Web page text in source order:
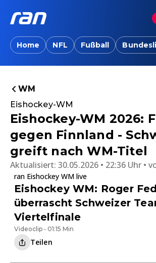
Home NFL Fußball
WM
Eishockey-WM
Eishockey-WM 2026:
gegen Finnland -
greift nach WM-Titel
Aktualisiert: 30.05.2026 • 22:36 Uhr
ran Eishockey WM live
Eishockey WM: Roger
überrascht Schweizer
Viertelfinale
Videoclip • 01:15 Min
Teilen